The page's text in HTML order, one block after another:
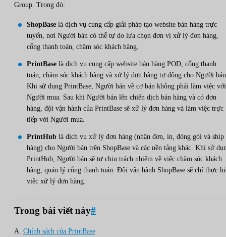
Group. Trong đó:
ShopBase là dịch vụ cung cấp giải pháp tạo website bán hàng trực
tuyến, nơi Người bán có thể tự do lựa chọn đơn vị xử lý đơn hàng,
cổng thanh toán, chăm sóc khách hàng.
PrintBase là dịch vụ cung cấp website bán hàng POD, cổng thanh
toán, chăm sóc khách hàng và xử lý đơn hàng tự động cho Người
Khi sử dụng PrintBase, Người bán về cơ bản không phải làm việc với
Người mua. Sau khi Người bán lên chiến dịch bán hàng và có đơn
hàng, đội vận hành của PrintBase sẽ xử lý đơn hàng và làm việc trực
tiếp với Người mua.
PrintHub là dịch vụ xử lý đơn hàng (nhận đơn, in, đóng gói và ship
hàng) cho Người bán trên ShopBase và các nền tảng khác. Khi sử
PrintHub, Người bán sẽ tự chịu trách nhiệm về việc chăm sóc khách
hàng, quản lý cổng thanh toán. Đội vận hành ShopBase sẽ chỉ thực
việc xử lý đơn hàng.
Trong bài viết này#
A. Chính sách của PrintBase